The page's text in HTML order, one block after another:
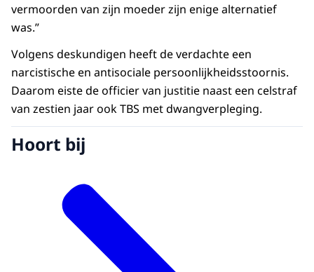
vermoorden van zijn moeder zijn enige alternatief
was.”
Volgens deskundigen heeft de verdachte een
narcistische en antisociale persoonlijkheidsstoornis.
Daarom eiste de officier van justitie naast een celstraf
van zestien jaar ook TBS met dwangverpleging.
Hoort bij